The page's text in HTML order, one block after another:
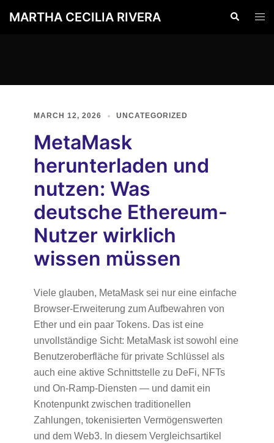
MARTHA CECILIA RIVERA Search
MARCH 12, 2026 UNCATEGORIZED
MetaMask
herunterladen und
nutzen: Was
deutsche Ethereum-
Nutzer wirklich
wissen müssen
Viele glauben, MetaMask sei nur eine einfache
Browser-Erweiterung zum Aufbewahren von
Ether und ein paar Tokens. Das ist eine
unvollständige Sicht: MetaMask ist sowohl eine
Benutzeroberfläche für private Schlüssel als
auch eine aktive Schnittstelle zu DeFi, NFTs
und On‑Ramp‑Diensten — und damit ein
Knotenpunkt zwischen traditionellen
Zahlungen, tokenisierten Vermögenswerten
und dem Web3. In diesem Vergleichsartikel